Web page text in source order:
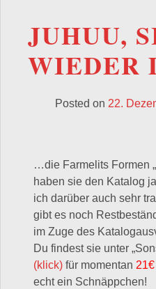
JUHUU,
Posted on 22.
…die Farmelits Formen
haben sie den Katalog
ich darüber auch sehr
gibt es noch
im Zuge des
Du findest sie unter
(klick) für momentan
echt ein Schnäppchen!